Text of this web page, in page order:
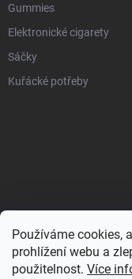
Používáme cookies,
prohlížení webu a
použitelnost. Více
Gummies
Elektronické cigarety
Sáčky
Kuřácké potřeby